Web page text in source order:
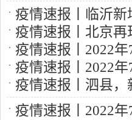
例、本土无症状感
疫情速报丨临沂
疫情速报丨北京
速度超麻疹
7月7日
疫情速报丨2022
例、本土无症状感
疫情速报丨2022
例、本土无症状感
疫情速报丨泗县，
疫情速报丨2022